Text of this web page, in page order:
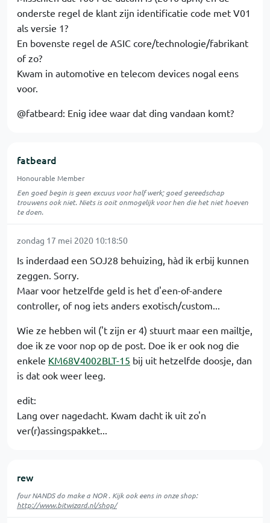
onderste regel de klant zijn identificatie code met V01
als versie 1?
En bovenste regel de ASIC core/technologie/fabrikant
of zo?
Kwam in automotive en telecom devices nogal eens
voor.
@fatbeard: Enig idee waar dat ding vandaan komt?
fatbeard
Honourable Member
Een goed begin is geen excuus voor half werk; goed gereedschap
trouwens ook niet. Niets is ooit onmogelijk voor hen die het niet hoeven
te doen.
zondag 17 mei 2020 10:18:50
Is inderdaad een SOJ28 behuizing, hàd ik erbij kunnen
zeggen. Sorry.
Maar voor hetzelfde geld is het d'een-of-andere
controller, of nog iets anders exotisch/custom...
Wie ze hebben wil ('t zijn er 4) stuurt maar een mailtje,
doe ik ze voor nop op de post. Doe ik er ook nog die
enkele KM68V4002BLT-15 bij uit hetzelfde doosje, dan
is dat ook weer leeg.
edit:
Lang over nagedacht. Kwam dacht ik uit zo'n
ver(r)assingspakket...
rew
four NANDS do make a NOR . Kijk ook eens in onze shop:
http://www.bitwizard.nl/shop/